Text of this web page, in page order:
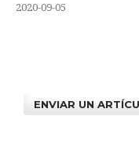
2020-09-05
ENVIAR UN